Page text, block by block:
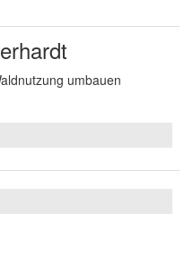
umbauen